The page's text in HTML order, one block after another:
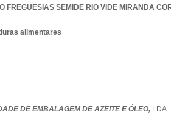
FREGUESIAS SEMIDE RIO VIDE MIRANDA
alimentares
DE EMBALAGEM DE AZEITE E ÓLEO, LDA